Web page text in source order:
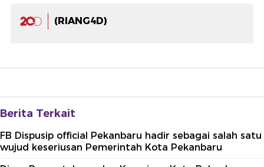
(RIANG4D)
Berita Terkait
FB Dispusip official Pekanbaru hadir sebagai salah satu
wujud keseriusan Pemerintah Kota Pekanbaru